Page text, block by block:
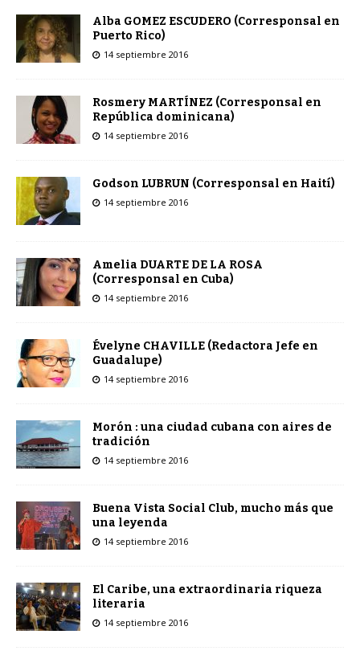
Alba GOMEZ ESCUDERO (Corresponsal en
Puerto Rico)
14 septiembre 2016
Rosmery MARTÍNEZ (Corresponsal en
República dominicana)
14 septiembre 2016
Godson LUBRUN (Corresponsal en Haití)
14 septiembre 2016
Amelia DUARTE DE LA ROSA
(Corresponsal en Cuba)
14 septiembre 2016
Évelyne CHAVILLE (Redactora Jefe en
Guadalupe)
14 septiembre 2016
Morón : una ciudad cubana con aires de
tradición
14 septiembre 2016
Buena Vista Social Club, mucho más que
una leyenda
14 septiembre 2016
El Caribe, una extraordinaria riqueza
literaria
14 septiembre 2016